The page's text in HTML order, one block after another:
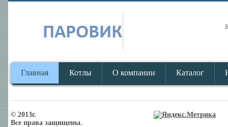
Главная Котлы О компании Каталог
© 2013г.
Все права защищены.